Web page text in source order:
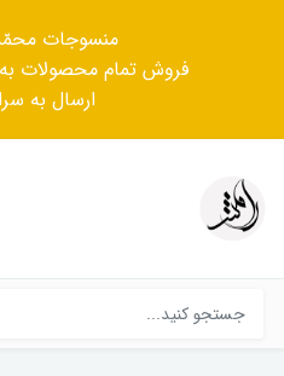
منسوجات
فروش تمام محصولات
ارسال به